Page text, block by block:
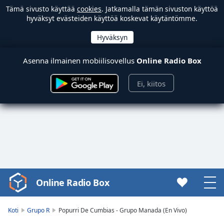
Tämä sivusto käyttää cookies. Jatkamalla tämän sivuston käyttöä
hyväksyt evästeiden käyttöä koskevat käytäntömme.
Asenna ilmainen mobiilisovellus Online Radio Box
Ei, kiitos
Video
Player
Online Radio Box
Koti Grupo R Popurri De Cumbias - Grupo Manada (En Vivo)